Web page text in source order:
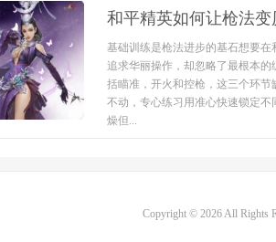
和平精英如何让枪法
基础训练是枪法进步的基石想要
追求华丽操作，却忽略了最根本
括瞄准，开火和控枪，这三个环
不动，专心练习用准心快速锁定
燥但...
Copyright © 2026 All Rights